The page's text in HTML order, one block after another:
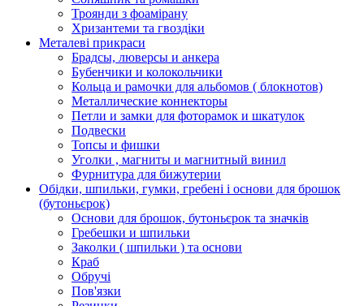
Троянди з фоамірану
Хризантеми та гвоздіки
Металеві прикраси
Брадсы, люверсы и анкера
Бубенчики и колокольчики
Кольца и рамочки для альбомов ( блокнотов)
Металлические коннекторы
Петли и замки для фоторамок и шкатулок
Подвески
Топсы и фишки
Уголки , магниты и магнитный винил
Фурнитура для бижутерии
Обідки, шпильки, гумки, гребені і основи для брошок
(бутоньєрок)
Основи для брошок, бутоньєрок та значків
Гребешки и шпильки
Заколки ( шпильки ) та основи
Краб
Обручі
Пов'язки